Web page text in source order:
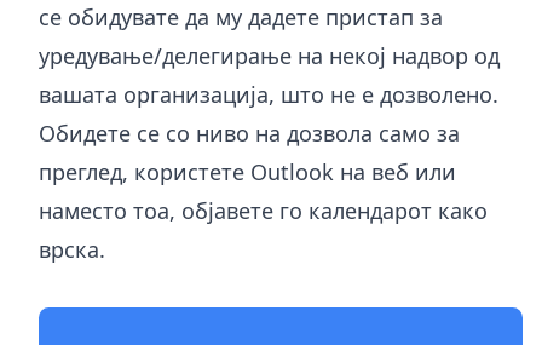
се обидувате да му дадете пристап за
уредување/делегирање на некој надвор од
вашата организација, што не е дозволено.
Обидете се со ниво на дозвола само за
преглед, користете Outlook на веб или
наместо тоа, објавете го календарот како
врска.